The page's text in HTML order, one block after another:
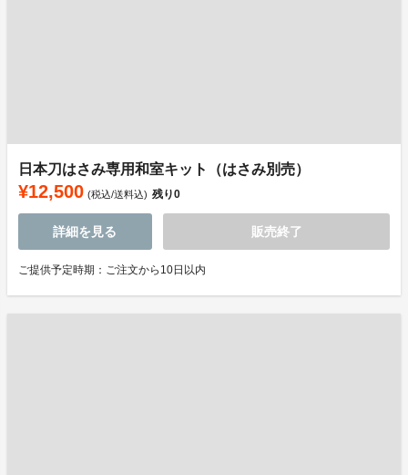
日本刀はさみ専用和室キット（はさみ別売）
¥12,500 (税込/送料込) 残り0
詳細を見る 販売終了
ご提供予定時期：ご注文から10日以内